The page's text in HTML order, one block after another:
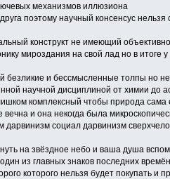
механизмов иллюзиона
поэтому научный консенсус
конструкт не имеющий
мироздания на свой лад но в итоге
безликие и бессмысленные толпы но
научной дисциплиной от химии до
комплексный чтобы природа сама
и она некогда была
дарвинизм социал дарвинизм
на звёздное небо и ваша душа
из главных знаков последних
которого нельзя будет покупать и